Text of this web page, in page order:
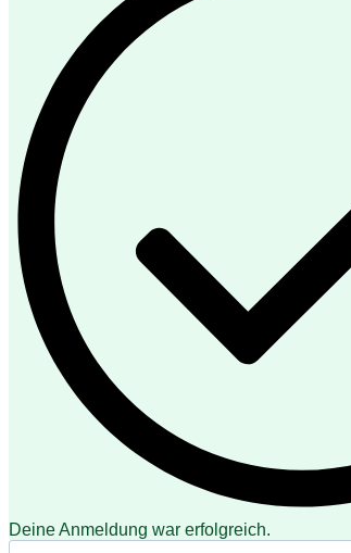
Deine Anmeldung war erfolgreich.